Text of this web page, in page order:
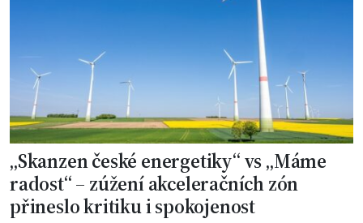
„Skanzen české energetiky“ vs „Máme
radost“ – zúžení akceleračních zón
přineslo kritiku i spokojenost